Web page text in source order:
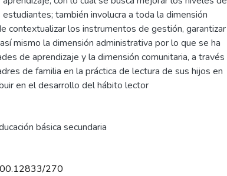
también involucra a toda la dimensión
contextualizar los instrumentos de gestión, garantizar
mismo la dimensión administrativa por lo que se ha
de aprendizaje y la dimensión comunitaria, a través
de familia en la práctica de lectura de sus hijos en
en el desarrollo del hábito lector
básica secundaria
270